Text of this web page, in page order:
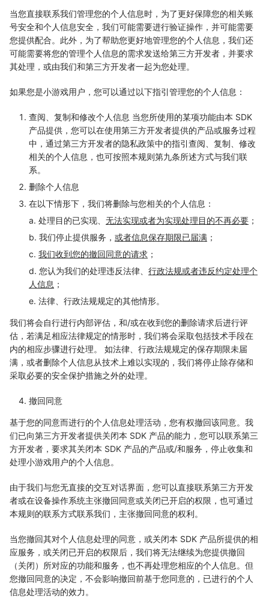
当您直接联系我们管理您的个人信息时，为了更好保障您的相关账
号安全和个人信息安全，我们可能需要进行验证操作，并可能需要
您提供配合。此外，为了帮助您更好地管理您的个人信息，我们还
可能需要将您的管理个人信息的需求发送给第三方开发者，并要求
其处理，或由我们和第三方开发者一起为您处理。
如果您是小游戏用户，您可以通过以下指引管理您的个人信息：
查阅、复制和修改个人信息 当您所使用的某项功能由本 SDK
产品提供，您可以在使用第三方开发者提供的产品或服务过程
中，通过第三方开发者的隐私政策中的指引查阅、复制、修改
相关的个人信息，也可按照本规则第九条所述方式与我们联
系。
删除个人信息
在以下情形下，我们将删除与您相关的个人信息：
a. 处理目的已实现、 无法实现或者为实现处理目的不再必要 ；
b. 我们停止提供服务， 或者信息保存期限已届满 ；
c. 我们收到您的撤回同意的请求 ；
d. 您认为我们的处理违反法律、 行政法规或者违反约定处理个
人信息 ；
e. 法律、行政法规规定的其他情形。
我们将会自行进行内部评估，和/或在收到您的删除请求后进行评
估，若满足相应法律规定的情形时，我们将会采取包括技术手段在
内的相应步骤进行处理。 如法律、行政法规规定的保存期限未届
满，或者删除个人信息从技术上难以实现的，我们将停止除存储和
采取必要的安全保护措施之外的处理。
撤回同意
基于您的同意而进行的个人信息处理活动，您有权撤回该同意。我
们已向第三方开发者提供关闭本 SDK 产品的能力，您可以联系第三
方开发者，要求其关闭本 SDK 产品的产品或/和服务，停止收集和
处理小游戏用户的个人信息。
由于我们与您无直接的交互对话界面，您可以直接联系第三方开发
者或在设备操作系统主张撤回同意或关闭已开启的权限，也可通过
本规则的联系方式联系我们，主张撤回同意的权利。
当您撤回其对个人信息处理的同意，或关闭本 SDK 产品所提供的相
应服务，或关闭已开启的权限后，我们将无法继续为您提供撤回
（关闭）所对应的功能和服务，也不再处理您相应的个人信息。但
您撤回同意的决定，不会影响撤回前基于您同意的，已进行的个人
信息处理活动的效力。